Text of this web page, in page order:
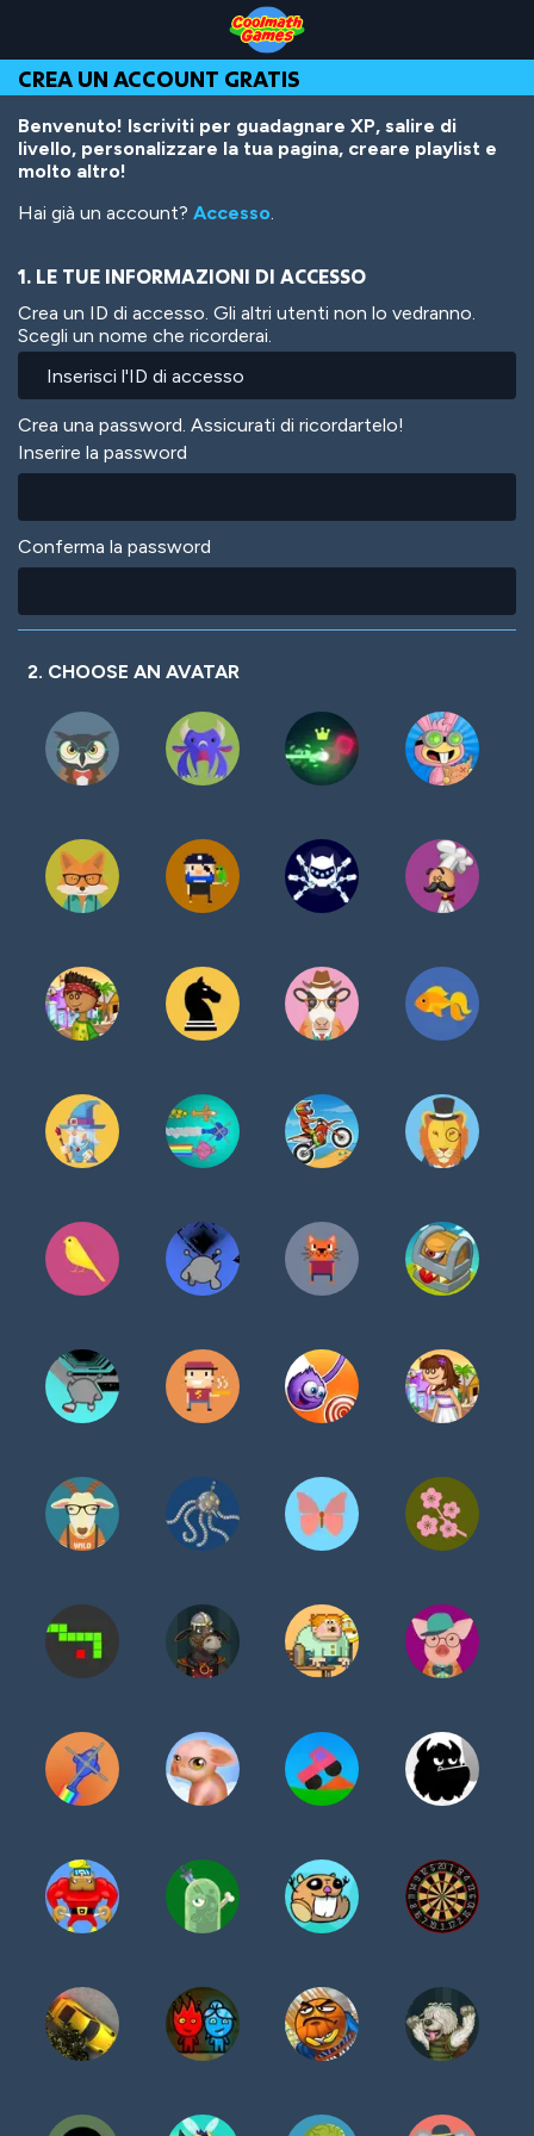
Top
of
Page
Navigation
Main
Content
Footer
contenuto
principale
CREA UN ACCOUNT GRATIS
Benvenuto! Iscriviti per guadagnare XP, salire di
livello, personalizzare la tua pagina, creare playlist e
molto altro!
Hai già un account? Accesso.
1. LE TUE INFORMAZIONI DI ACCESSO
Crea un ID di accesso. Gli altri utenti non lo vedranno.
Scegli un nome che ricorderai.
Crea una password. Assicurati di ricordartelo!
Inserire la password
Conferma la password
2. CHOOSE AN AVATAR